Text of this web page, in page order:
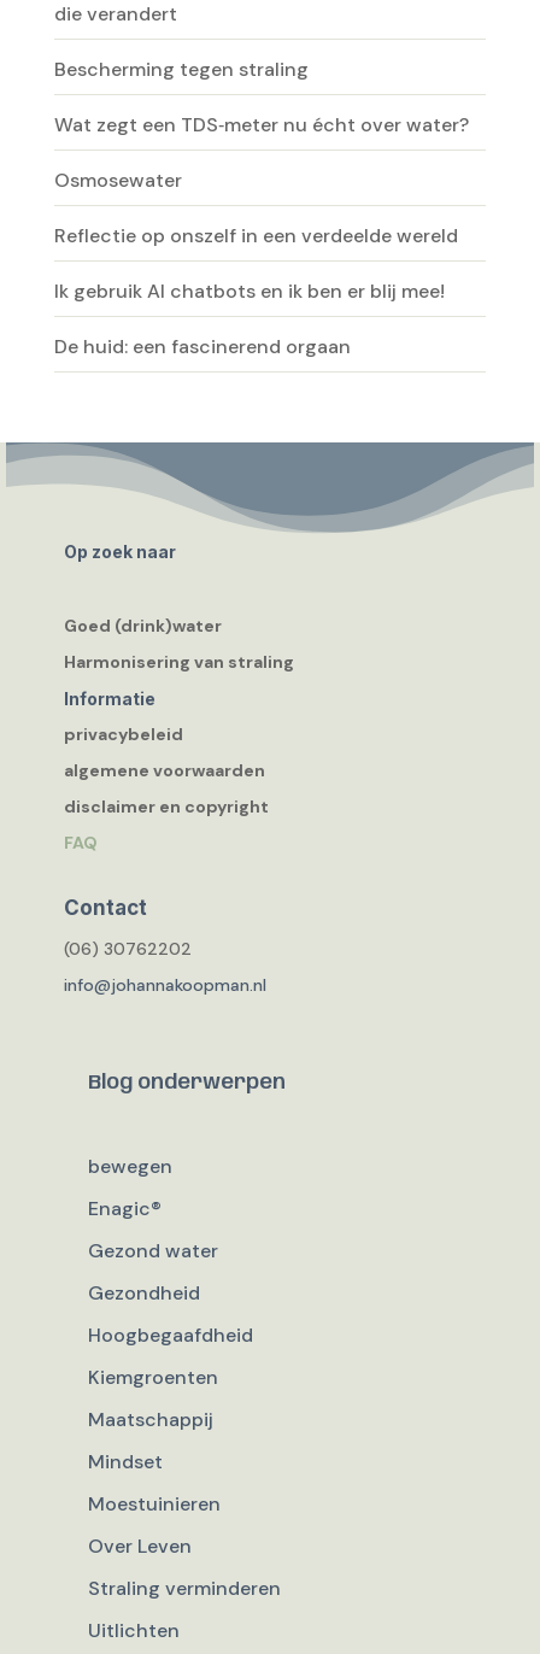
die verandert
Bescherming tegen straling
Wat zegt een TDS‑meter nu écht over water?
Osmosewater
Reflectie op onszelf in een verdeelde wereld
Ik gebruik AI chatbots en ik ben er blij mee!
De huid: een fascinerend orgaan
Op zoek naar
Goed (drink)water
Harmonisering van straling
Informatie
privacybeleid
algemene voorwaarden
disclaimer en copyright
FAQ
Contact
(06) 30762202
info@johannakoopman.nl
Blog onderwerpen
bewegen
Enagic®
Gezond water
Gezondheid
Hoogbegaafdheid
Kiemgroenten
Maatschappij
Mindset
Moestuinieren
Over Leven
Straling verminderen
Uitlichten